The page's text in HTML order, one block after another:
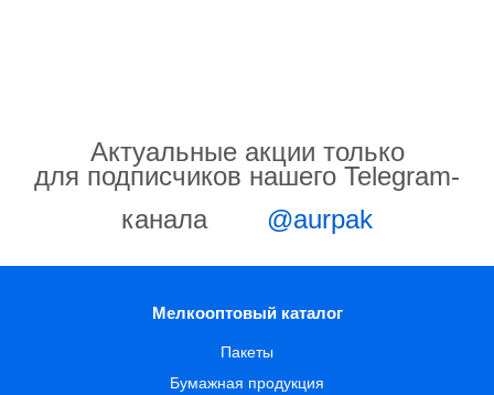
Актуальные акции только
для подписчиков нашего Telegram-
канала
@aurpak
Мелкооптовый каталог
Пакеты
Бумажная продукция